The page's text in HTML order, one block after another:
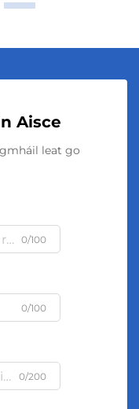
Aisce
leat go
0/100
0/100
0/200